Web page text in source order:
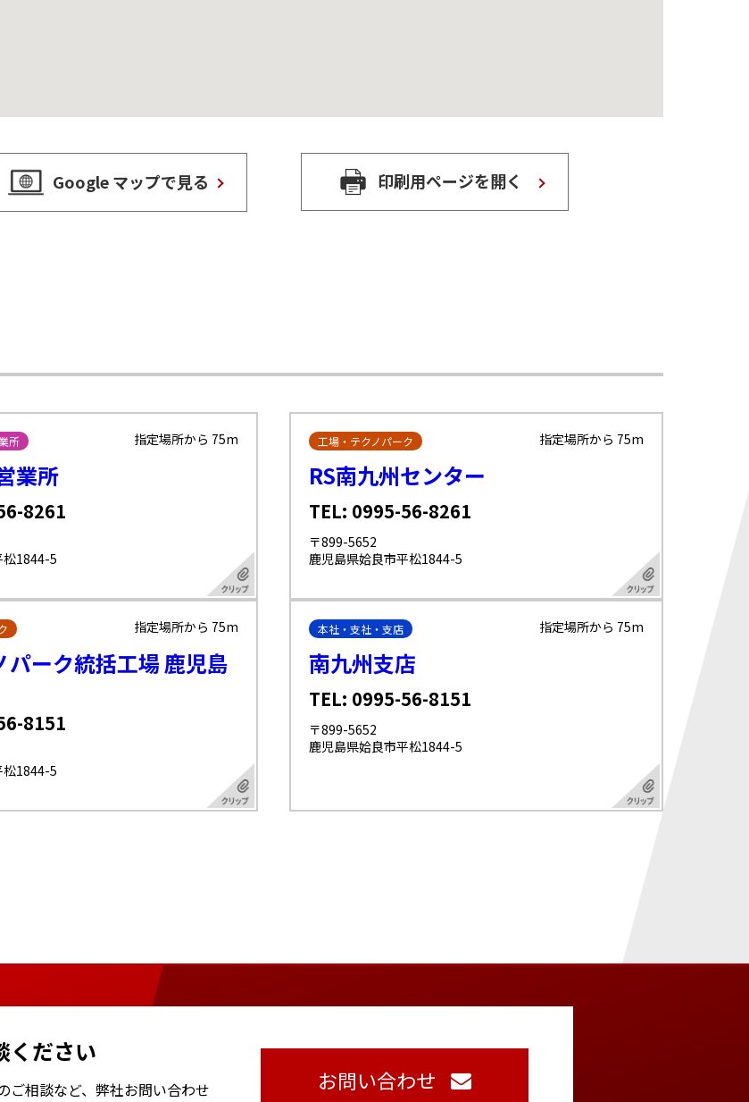
Google マップで見る 印刷用ページを開く
所 指定場所から 75m
業所
8261
松1844-5
工場・テクノパーク 指定場所から 75m
RS南九州センター
TEL: 0995-56-8261
〒899-5652
鹿児島県姶良市平松1844-5
指定場所から 75m
パーク統括工場 鹿児島
8151
松1844-5
本社・支社・支店 指定場所から 75m
南九州支店
TEL: 0995-56-8151
〒899-5652
鹿児島県姶良市平松1844-5
ください
相談など、 弊社お問い合わせ
お問い合わせ